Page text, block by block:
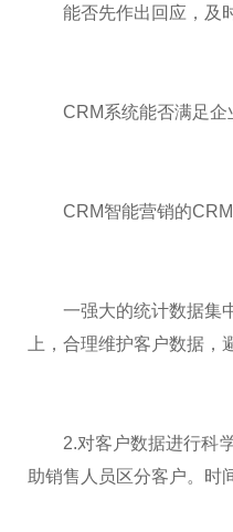
能否先作出回应，及时
CRM系统能否满足企
CRM智能营销的CRM
一强大的统计数据集中
上，合理维护客户数据，
2.对客户数据进行科学
助销售人员区分客户。时